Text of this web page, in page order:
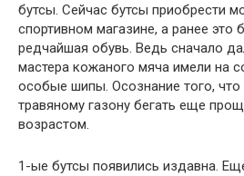
бутсы. Сейчас бутсы приобрести
спортивном магазине, а ранее
редчайшая обувь. Ведь сначало
мастера кожаного мяча имели на
особые шипы. Осознание того,
травяному газону бегать еще
возрастом.
1-ые бутсы появились издавна.